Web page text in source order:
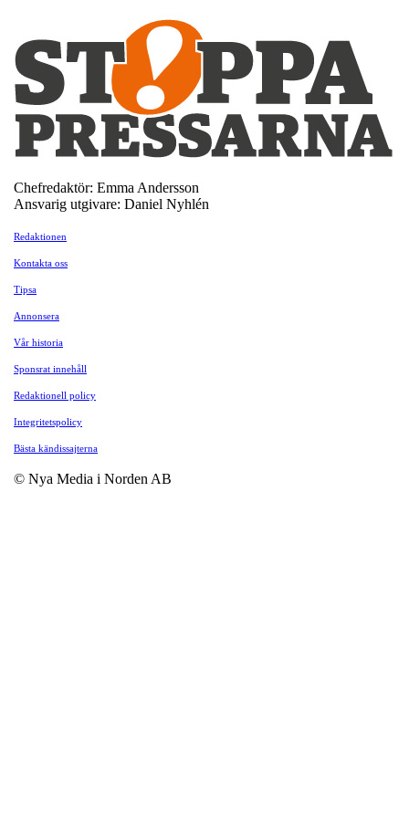
Chefredaktör: Emma Andersson
Ansvarig utgivare: Daniel Nyhlén
Redaktionen
Kontakta oss
Tipsa
Annonsera
Vår historia
Sponsrat innehåll
Redaktionell policy
Integritetspolicy
Bästa kändissajterna
© Nya Media i Norden AB